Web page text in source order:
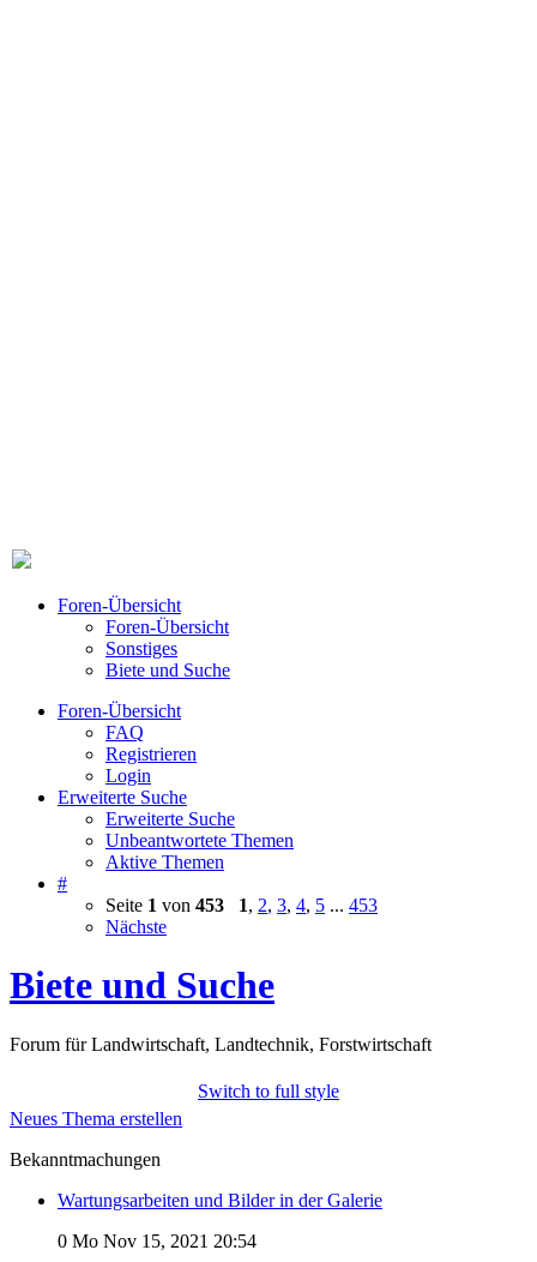
Foren-Übersicht
Foren-Übersicht
Sonstiges
Biete und Suche
Foren-Übersicht
FAQ
Registrieren
Login
Erweiterte Suche
Erweiterte Suche
Unbeantwortete Themen
Aktive Themen
#
Seite 1 von 453 1, 2, 3, 4, 5 ... 453
Nächste
Biete und Suche
Forum für Landwirtschaft, Landtechnik, Forstwirtschaft
Switch to full style
Neues Thema erstellen
Bekanntmachungen
Wartungsarbeiten und Bilder in der Galerie
0 Mo Nov 15, 2021 20:54